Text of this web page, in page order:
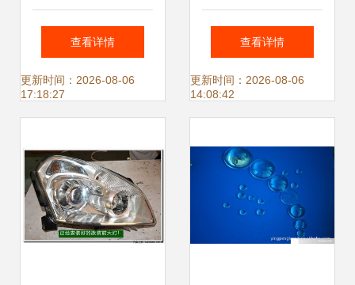
的艺术与科技交融
查看详情
更新时间：2026-08-06
17:18:27
应 高性能光学透镜
的快速解决方案
查看详情
更新时间：2026-08-06
14:08:42